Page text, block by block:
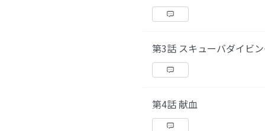
第3話 スキューバダイビ
第4話 献血